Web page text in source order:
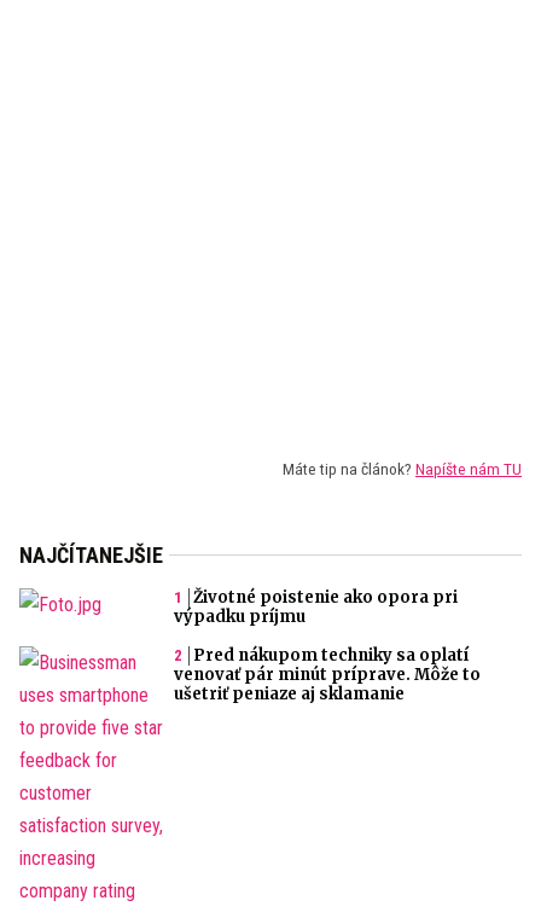
Máte tip na článok? Napíšte nám TU
NAJČÍTANEJŠIE
Životné poistenie ako opora pri
výpadku príjmu
Pred nákupom techniky sa oplatí
venovať pár minút príprave. Môže to
ušetriť peniaze aj sklamanie